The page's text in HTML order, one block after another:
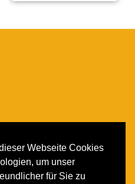
Webseite Cookies
um unser
für Sie zu